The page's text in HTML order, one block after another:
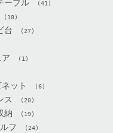
ーブル (41)
(18)
台 (27)
(1)
ット (6)
ス (20)
納 (19)
フ (24)